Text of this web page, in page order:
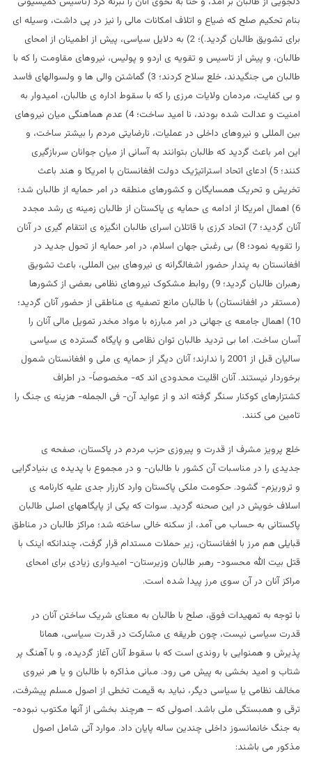
بنام تحکیم صلح که ضیاع و اتلاف امکانات مالی را نیز در پی داشت، وسیله ای
برای تشویق طالبان گردید.)؛ 2) به دلایل سیاسی، پیش از اطمینان از امحای
طالبان، و پیش از تاسیس و تقویه ی اردو و پولیس، نیروهای مقاومت را که با
طالبان می جنگیدند، خلع سلاح کردند؛ 3) گماشتن والی ها و ولسوالهای فاسد
و بی کفایت، مردمان ولایات مرزی را که با سقوط اداره ی طالبان، امیدوار به
امنیت و عدالت شده بودند، نا امید ساخت؛ 4) عدم هماهنگی میان نیروهای
بین المللی و نیروهای داخلی در عملیات، نارضایتی مردم را بیشتر ساخت، و
این امر باعث گردید که طالبان بتوانند به آسانی از میان جوانان سربازگیری
کنند؛ 5) ادعای اتحاد استراتیژیک دولت افغانستان با امریکا و هند باعث
تخریش و تحریک همسایگان و کشورهای منطقه در امر حمایه از طالبان شد؛
6) اهمال امریکا از ادامه ی حمایه ی پاکستان از طالبان زمینه ی رشد مجدد
آنان گردید؛ 7) اتحاد کرزی با قاتلان اسرای طالبان انگیزه ی انتقام گیری در آنان
را تقویه نمود؛ 8) بی رغبتی جهان اسلام، در امر حمایه از تحول جدید در
افغانستان به پندار حضور اشغالگرانه ی نیروهای بین المللی، باعث تشویق
رهبران طالبان گردید؛ 9) روابط مشکوک نیروهای نظامی بعضی از کشورها
(مستقر در افغانستان) با طالبان مانع تصفیه ی مناطقی از حضور آنان گردید؛
10) اهمال جامعه ی جهانی در امر مبارزه با مواد مخدر تمویل مالی آنان را
آسان ساخت. اما بی تردید طالبان توان نظامی و پایگاه گسترده ی سیاسی
سالیان قبل از 2001 را ندارند؛ آنان دیگر از حمایه ی ملی و افغانستان شمول
برخوردار نیستند. آنان اقلیت محدودی اند که- مخصوصاً- در اطراف
کشتزارهای کوکنار سنگر گرفته اند و از عواید آن- فی الجمله- هزینه ی جنگ را
تامین می کنند.
خلع پرویز مشرف از قدرت و پیروزی حزب مردم در پاکستان، صفحه ی
جدیدی را در مناسبات آن کشور با طالبان- و در مجموع با پدیده ی بنیادگرایی
و تروریزم- گشود. حکومت ملکی پاکستان وارد کارزار جدی علیه کارنامه ی
اسلاف خویش در این صحنه گردید. سوات که یکی از پایگاههای اصلی طالبان
پاکستانی به حساب می آمد، از سکنه خالی ساخته شد؛ مراکز طالبان در مناطق
قبایلی هم مرز با افغانستان، زیر حملات مستدام قرار گرفت، چندانکه اینک با
قتل بیت الله محسود- رهبر طالبان وزیرستان- امیدواری زیادی برای امحای
مراکز آنان در آن سوی مرز پیدا شده است.
با توجه به تمهیدات فوق، صلح با طالبان به معنای شریک ساختن آنان در
قدرت سیاسی نیست، چون طریقه ی مشارکت در قدرت سیاسی، همانا
پذیرش و همنوایی با روندی است که با سقوط آنان آغاز گردیده، و با آهنگ پر
شتاب و امید بخشی به پیش می رود. مبانی مذاکره با طالبان و یا هر نیروی
مخالف نظامی یا سیاسی دیگر، نباید به قیمت تخطی از اصول مسلم پیشرفت،
ترقی و همبستگی ملی باشد. اصولی که – هرچند بخشی از آنها مکتوب نبوده-
به جنگ خانمانسوز داخلی چندین ساله پایان داد. موارد آتی شامل اصول
مذکور می باشند: